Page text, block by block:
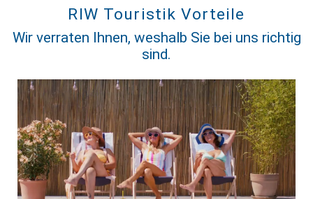
RIW Touristik Vorteile
Wir verraten Ihnen, weshalb Sie bei uns richtig
sind.